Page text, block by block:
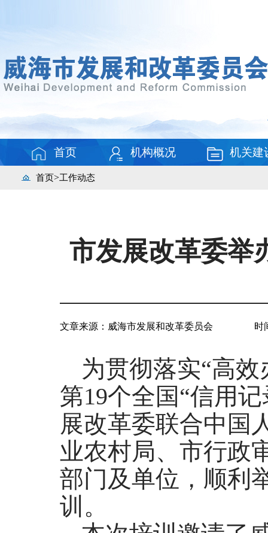
首页 机构概况 机关建
首页>工作动态
市发展改革委举
文章来源： 威海市发展和改革委员会 时
为贯彻落实“高
第19个全国“信用
展改革委联合中国
业农村局、市行政
部门及单位，顺利
训。